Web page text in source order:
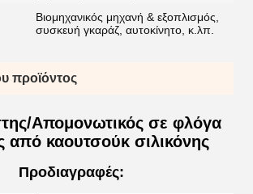
Βιομηχανικός μηχανή & εξοπλισμός,
συσκευή γκαράζ, αυτοκίνητο, κ.λπ.
προϊόντος
Απομονωτικός σε φλόγα
καουτσούκ σιλικόνης
Προδιαγραφές: